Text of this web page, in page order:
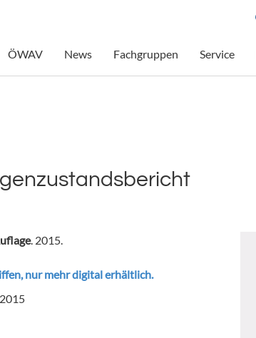
ÖWAV News Fachgruppen Service
. 2015.
nur mehr digital erhältlich.